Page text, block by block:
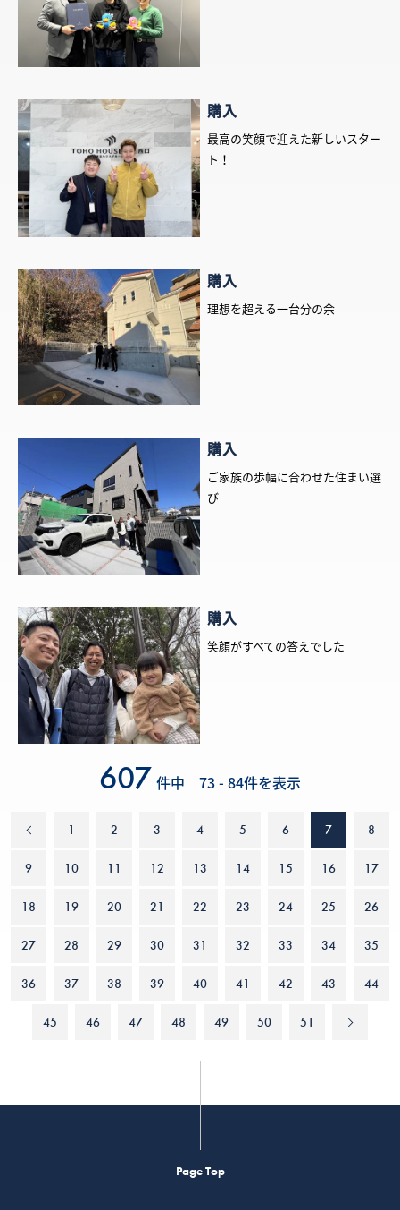
購入
最高の笑顔で迎えた新しいスター
ト！
購入
理想を超える一台分の余
購入
ご家族の歩幅に合わせた住まい選
び
購入
笑顔がすべての答えでした
607 件中 73 - 84件を表示
1 2 3 4 5 6 7 8
9 10 11 12 13 14 15 16 17
18 19 20 21 22 23 24 25 26
27 28 29 30 31 32 33 34 35
36 37 38 39 40 41 42 43 44
45 46 47 48 49 50 51
Page Top